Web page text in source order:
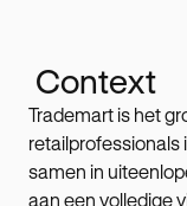
Context
Trademart is het
retailprofessionals
samen in
aan een volledige